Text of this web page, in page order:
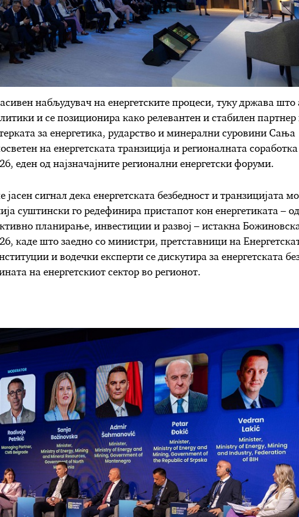
набљудувач на енергетските процеси, туку држава што
и се позиционира како релевантен и стабилен партнер
за енергетика, рударство и минерални суровини Сања
на енергетската транзиција и регионалната
еден од најзначајните регионални енергетски форуми.
јасен сигнал дека енергетската безбедност и транзицијата
суштински го редефинира пристапот кон енергетиката –
планирање, инвестиции и развој – истакна
каде што заедно со министри, претставници на
и водечки експерти се дискутира за енергетската
на енергетскиот сектор во регионот.